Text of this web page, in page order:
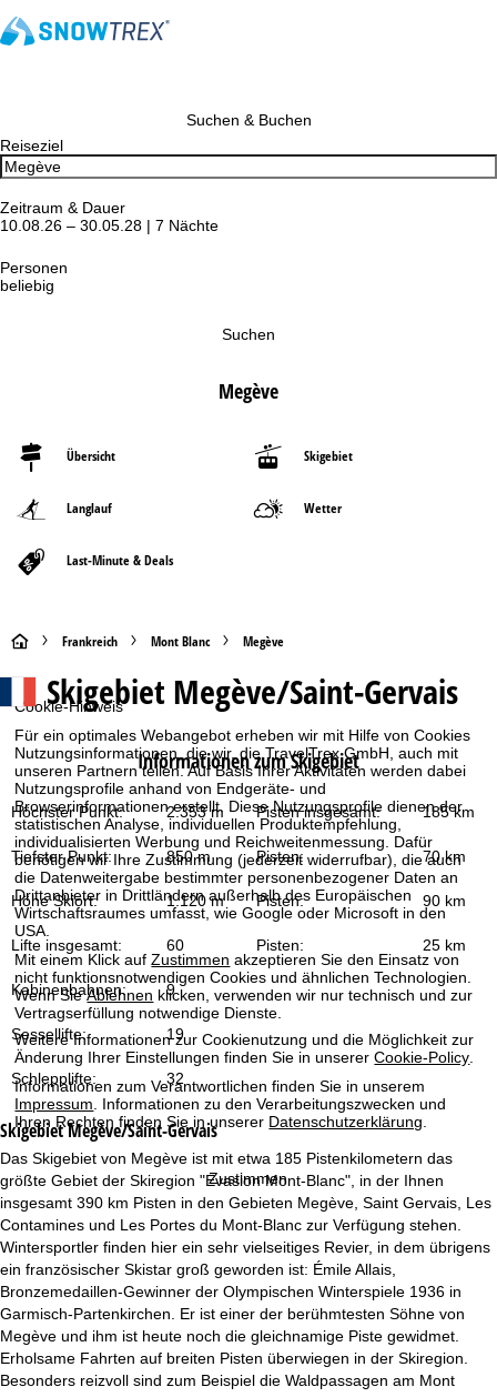
Cookie-Hinweis
Für ein optimales Webangebot erheben wir mit Hilfe von Cookies
Nutzungsinformationen, die wir, die TravelTrex GmbH, auch mit
unseren Partnern teilen. Auf Basis Ihrer Aktivitäten werden dabei
Nutzungsprofile anhand von Endgeräte- und
Browserinformationen erstellt. Diese Nutzungsprofile dienen der
statistischen Analyse, individuellen Produktempfehlung,
individualisierten Werbung und Reichweitenmessung. Dafür
benötigen wir Ihre Zustimmung (jederzeit widerrufbar), die auch
die Datenweitergabe bestimmter personenbezogener Daten an
Drittanbieter in Drittländern außerhalb des Europäischen
Wirtschaftsraumes umfasst, wie Google oder Microsoft in den
USA.
Mit einem Klick aufZustimmen akzeptieren Sie den Einsatz von
nicht funktionsnotwendigen Cookies und ähnlichen Technologien.
Wenn SieAblehnen klicken, verwenden wir nur technisch und zur
Vertragserfüllung notwendige Dienste.
Weitere Informationen zur Cookienutzung und die Möglichkeit zur
Änderung Ihrer Einstellungen finden Sie in unsererCookie-Policy
Informationen zum Verantwortlichen finden Sie in unserem
Impressum . Informationen zu den Verarbeitungszwecken und
Ihren Rechten finden Sie in unserer Datenschutzerklärung
Zustimmen
Suchen & Buchen
Reiseziel
Zeitraum & Dauer
10.08.26 – 30.05.28 | 7 Nächte
Personen
beliebig
Suchen
Megève
Übersicht Skigebiet
Langlauf Wetter
Last-Minute & Deals
S
a
r
t
s
e
i
t
e
Frankreich Mont Blanc Megève
SkigebietMegève/Saint-Gervais
Informationen zum Skigebiet
Höchster Punkt: 2.353 m Pisten insgesamt: 185 km
Tiefster Punkt: 850 m Pisten: 70 km
Höhe Skiort: 1.120 m Pisten: 90 km
Lifte insgesamt: 60 Pisten: 25 km
Kabinenbahnen: 9
Sessellifte: 19
Schlepplifte: 32
SkigebietMegève/Saint-Gervais
Das Skigebiet von Megève ist mit etwa 185 Pistenkilometern das
größte Gebiet der Skiregion "Evasion Mont-Blanc", in der Ihnen
insgesamt 390 km Pisten in den Gebieten Megève, Saint Gervais, Les
Contamines und Les Portes du Mont-Blanc zur Verfügung stehen.
Wintersportler finden hier ein sehr vielseitiges Revier, in dem übrigens
ein französischer Skistar groß geworden ist: Émile Allais,
Bronzemedaillen-Gewinner der Olympischen Winterspiele 1936 in
Garmisch-Partenkirchen. Er ist einer der berühmtesten Söhne von
Megève und ihm ist heute noch die gleichnamige Piste gewidmet.
Erholsame Fahrten auf breiten Pisten überwiegen in der Skiregion.
Besonders reizvoll sind zum Beispiel die Waldpassagen am Mont